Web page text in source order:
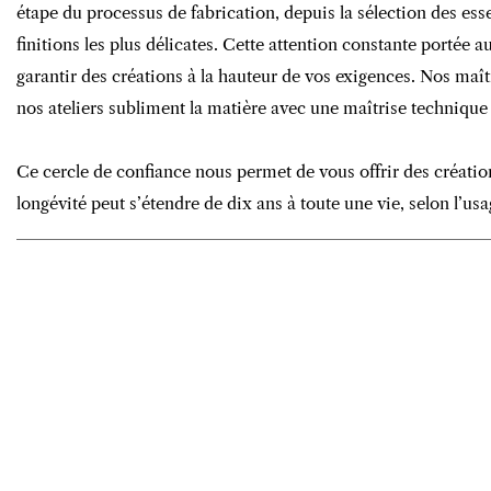
étape du processus de fabrication, depuis la sélection des
finitions les plus délicates. Cette attention constante portée
garantir des créations à la hauteur de vos exigences. Nos
nos ateliers subliment la matière avec une maîtrise technique
Ce cercle de confiance nous permet de vous offrir des
longévité peut s’étendre de dix ans à toute une vie, selon